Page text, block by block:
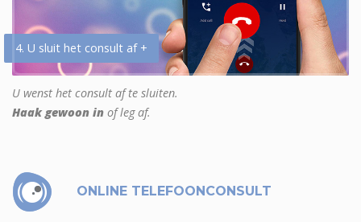
4. U sluit het consult af +
U wenst het consult af te sluiten.
Haak gewoon in of leg af.
ONLINE TELEFOONCONSULT